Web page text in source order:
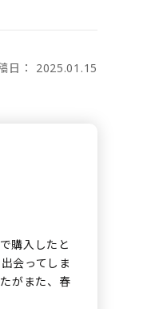
日： 2025.01.15
購入したと
会ってしま
がまた、春